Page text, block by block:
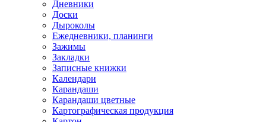
Дневники
Доски
Дыроколы
Ежедневники, планинги
Зажимы
Закладки
Записные книжки
Календари
Карандаши
Карандаши цветные
Картографическая продукция